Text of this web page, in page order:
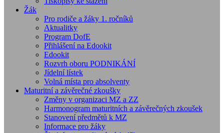
Žák
Pro rodiče a žáky 1. ročníků
Aktualitky
Program DofE
Přihlášení na Edookit
Edookit
Rozvrh oboru PODNIKÁNÍ
Jídelní lístek
Volná místa pro absolventy
Maturitní a závěrečné zkoušky
Změny v organizaci MZ a ZZ
Harmonogram maturitních a závěrečných zkoušek
Stanovení předmětů k MZ
Informace pro žáky